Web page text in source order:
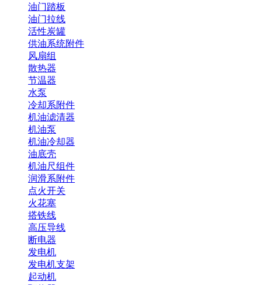
油门踏板
油门拉线
活性炭罐
供油系统附件
风扇组
散热器
节温器
水泵
冷却系附件
机油滤清器
机油泵
机油冷却器
油底壳
机油尺组件
润滑系附件
点火开关
火花塞
搭铁线
高压导线
断电器
发电机
发电机支架
起动机